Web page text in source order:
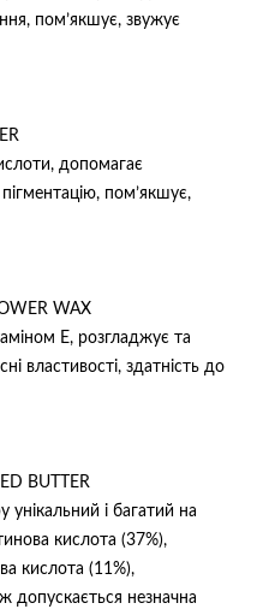
пом’якшує, звужує
допомагає
пом’якшує,
WAX
Е, розгладжує та
властивості, здатність до
BUTTER
і багатий на
кислота (37%),
кислота (11%),
допускається незначна